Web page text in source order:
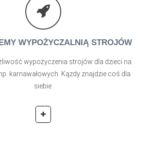
WYPOŻYCZALNIĄ STROJÓW
wypożyczenia strojów dla dzieci na
karnawałowych. Kązdy znajdzie coś dla
siebie.